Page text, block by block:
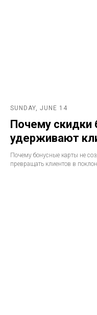
SUNDAY, JUNE 14
Почему скидки
удерживают
Почему бонусные карты не
превращать клиентов в